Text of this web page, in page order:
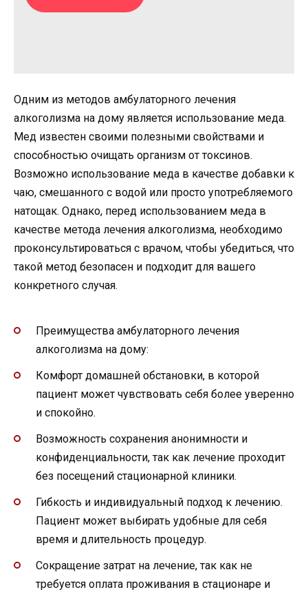
Одним из методов амбулаторного лечения
алкоголизма на дому является использование меда.
Мед известен своими полезными свойствами и
способностью очищать организм от токсинов.
Возможно использование меда в качестве добавки к
чаю, смешанного с водой или просто употребляемого
натощак. Однако, перед использованием меда в
качестве метода лечения алкоголизма, необходимо
проконсультироваться с врачом, чтобы убедиться, что
такой метод безопасен и подходит для вашего
конкретного случая.
Преимущества амбулаторного лечения
алкоголизма на дому:
Комфорт домашней обстановки, в которой
пациент может чувствовать себя более уверенно
и спокойно.
Возможность сохранения анонимности и
конфиденциальности, так как лечение проходит
без посещений стационарной клиники.
Гибкость и индивидуальный подход к лечению.
Пациент может выбирать удобные для себя
время и длительность процедур.
Сокращение затрат на лечение, так как не
требуется оплата проживания в стационаре и